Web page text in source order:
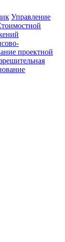
Управление
проектной